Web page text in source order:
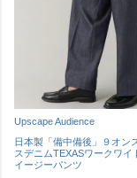
Upscape Audience
日本製「備中備後」９オン
スデニムTEXASワークワイ
イージーパンツ